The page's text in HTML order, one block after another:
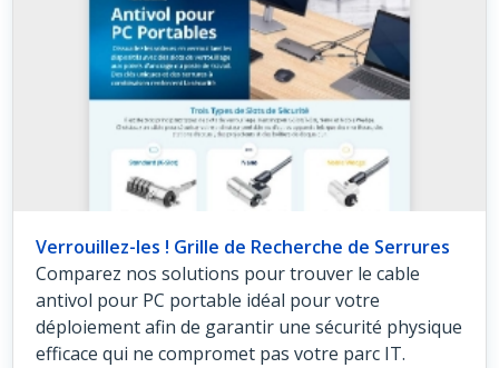
Verrouillez-les ! Grille de Recherche de Serrures
Comparez nos solutions pour trouver le cable
antivol pour PC portable idéal pour votre
déploiement afin de garantir une sécurité physique
efficace qui ne compromet pas votre parc IT.